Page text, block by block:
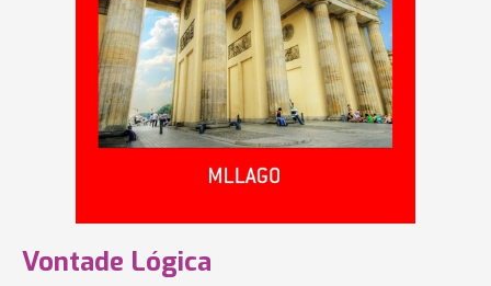
Vontade Lógica